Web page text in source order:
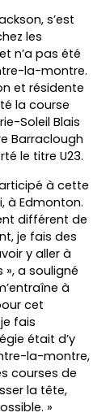
s’est
les
n’a pas été
la-montre.
et résidente
la course
Soleil Blais
Barraclough
le titre U23.
à cette
à Edmonton.
différent de
je fais des
y aller à
a souligné
à
cet
fais
était d’y
la-montre,
courses de
la tête,
»